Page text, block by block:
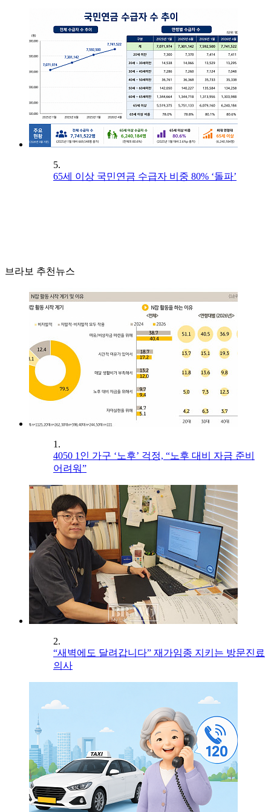
5.
65세 이상 국민연금 수급자 비중 80% ‘돌파’
브라보 추천뉴스
1.
4050 1인 가구 ‘노후’ 걱정, “노후 대비 자금 준비
어려워”
2.
“새벽에도 달려갑니다” 재가임종 지키는 방문진료
의사